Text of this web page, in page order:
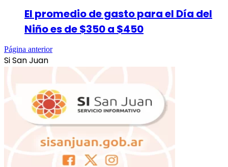
El promedio de gasto para el Día del
Niño es de $350 a $450
Página anterior
Si San Juan